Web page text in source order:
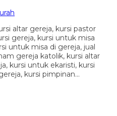
altar gereja, kursi pastor
gereja, kursi untuk misa
untuk misa di gereja, jual
gereja katolik, kursi altar
kursi untuk ekaristi, kursi
kursi pimpinan…